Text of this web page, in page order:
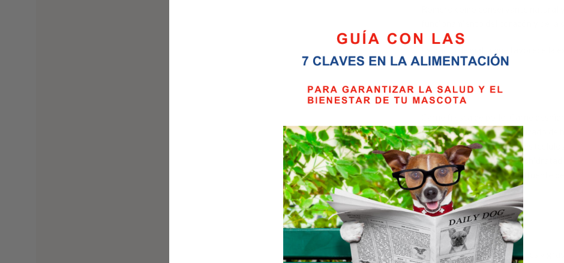
Romero como conservante
Extracto de malta que favorece la
mismas.
Componentes:
Carne fresca de pollo, Carne
Harina fina de maíz, Hidrolizado de
Levaduras, Fibras vegetales
pescado, Huevo entero
Extracto de malta, Inulina (fuente
Componentes analíticos:
Proteina Bruta 37,0%Aceites y